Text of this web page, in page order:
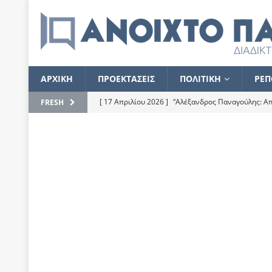
ΑΡΧΙΚΗ ΠΡΟΕΚΤΑΣΕΙΣ ΠΟΛΙΤΙΚΗ
FRESH [ 17 Απριλίου 2026 ] “Αλέξανδρος Παναγούλης: